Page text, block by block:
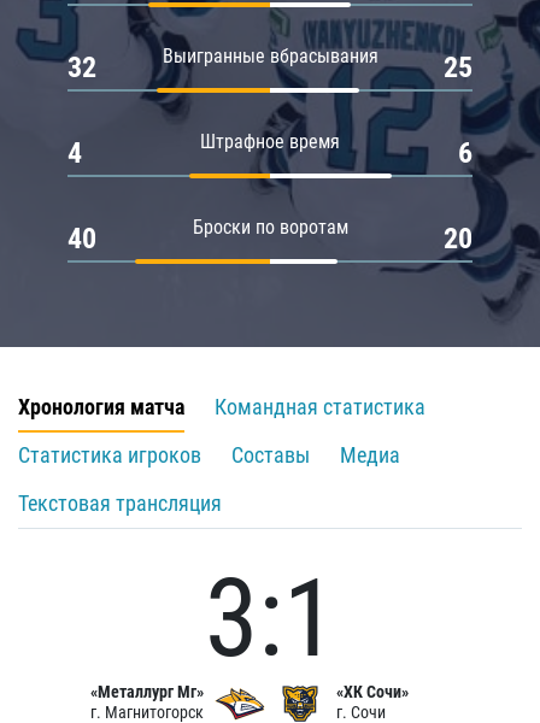
Выигранные вбрасывания
32 25
Штрафное время
4 6
Броски по воротам
40 20
Хронология матча
Командная статистика
Статистика игроков
Составы
Медиа
Текстовая трансляция
«Металлург Мг»
г. Магнитогорск
3:1
«ХК Сочи»
г. Сочи